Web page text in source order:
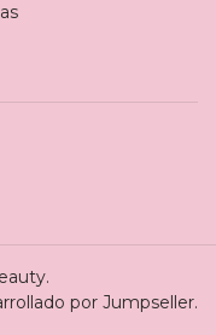
por Jumpseller.